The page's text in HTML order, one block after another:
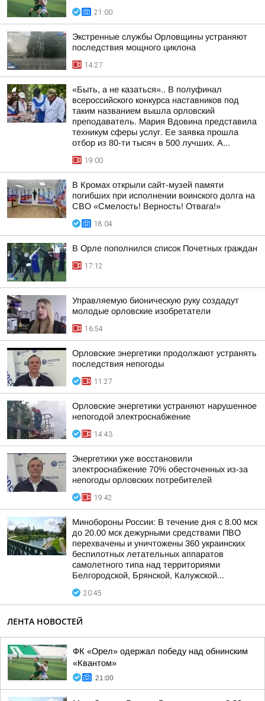
21:00
Экстренные службы Орловщины устраняют
последствия мощного циклона
14:27
«Быть, а не казаться».. В полуфинал
всероссийского конкурса наставников под
таким названием вышла орловский
преподаватель. Мария Вдовина представила
техникум сферы услуг. Ее заявка прошла
отбор из 80-ти тысяч в 500 лучших. А...
19:00
В Кромах открыли сайт-музей памяти
погибших при исполнении воинского долга на
СВО «Смелость! Верность! Отвага!»
18:04
В Орле пополнился список Почетных граждан
17:12
Управляемую бионическую руку создадут
молодые орловские изобретатели
16:54
Орловские энергетики продолжают устранять
последствия непогоды
11:27
Орловские энергетики устраняют нарушенное
непогодой электроснабжение
14:43
Энергетики уже восстановили
электроснабжение 70% обесточенных из-за
непогоды орловских потребителей
19:42
Минобороны России: В течение дня с 8.00 мск
до 20.00 мск дежурными средствами ПВО
перехвачены и уничтожены 360 украинских
беспилотных летательных аппаратов
самолетного типа над территориями
Белгородской, Брянской, Калужской...
20:45
ЛЕНТА НОВОСТЕЙ
ФК «Орел» одержал победу над обнинским
«Квантом»
21:00